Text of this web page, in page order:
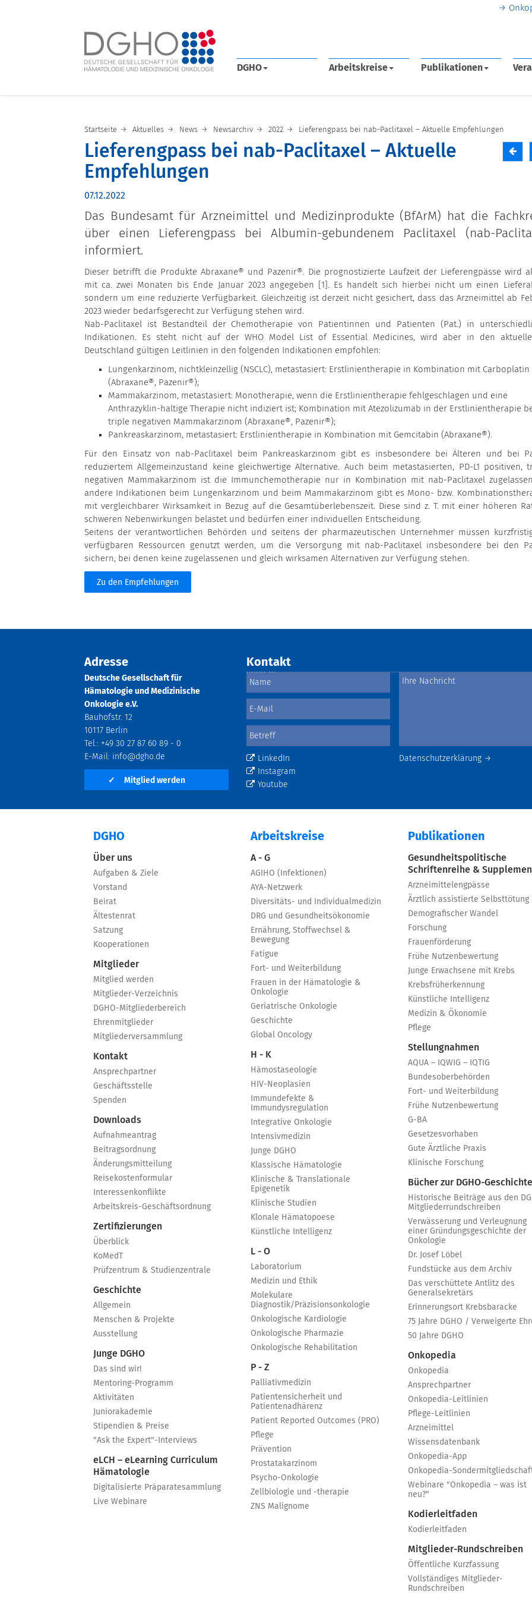
DGHO Arbeitskreise Publikationen
Startseite Aktuelles News Newsarchiv 2022 Lieferengpass bei nab-Paclitaxel – Aktuelle Empfehlungen
Lieferengpass bei nab-Paclitaxel – Aktuelle
Empfehlungen
07.12.2022
Das Bundesamt für Arzneimittel und Medizinprodukte (BfArM) hat die
über einen Lieferengpass bei Albumin-gebundenem Paclitaxel (nab-
informiert.
Dieser betrifft die Produkte Abraxane® und Pazenir®. Die prognostizierte Laufzeit der Lieferengpässe wird
mit ca. zwei Monaten bis Ende Januar 2023 angegeben [1]. Es handelt sich hierbei nicht um einen
sondern um eine reduzierte Verfügbarkeit. Gleichzeitig ist derzeit nicht gesichert, dass das Arzneimittel ab
2023 wieder bedarfsgerecht zur Verfügung stehen wird.
Nab-Paclitaxel ist Bestandteil der Chemotherapie von Patientinnen und Patienten (Pat.) in
Indikationen. Es steht nicht auf der WHO Model List of Essential Medicines, wird aber in den
Deutschland gültigen Leitlinien in den folgenden Indikationen empfohlen:
Lungenkarzinom, nichtkleinzellig (NSCLC), metastasiert: Erstlinientherapie in Kombination mit Carboplatin
(Abraxane®, Pazenir®);
Mammakarzinom, metastasiert: Monotherapie, wenn die Erstlinientherapie fehlgeschlagen und eine
Anthrazyklin-haltige Therapie nicht indiziert ist; Kombination mit Atezolizumab in der Erstlinientherapie
triple negativen Mammakarzinom (Abraxane®, Pazenir®);
Pankreaskarzinom, metastasiert: Erstlinientherapie in Kombination mit Gemcitabin (Abraxane®).
Für den Einsatz von nab-Paclitaxel beim Pankreaskarzinom gibt es insbesondere bei Älteren und bei
reduziertem Allgemeinzustand keine gleichwertige Alternative. Auch beim metastasierten, PD-L1 positiven,
negativen Mammakarzinom ist die Immunchemotherapie nur in Kombination mit nab-Paclitaxel
andere Indikationen beim Lungenkarzinom und beim Mammakarzinom gibt es Mono- bzw.
mit vergleichbarer Wirksamkeit in Bezug auf die Gesamtüberlebenszeit. Diese sind z. T. mit einer höheren
schweren Nebenwirkungen belastet und bedürfen einer individuellen Entscheidung.
Seitens der verantwortlichen Behörden und seitens der pharmazeutischen Unternehmer müssen
verfügbaren Ressourcen genutzt werden, um die Versorgung mit nab-Paclitaxel insbesondere bei den
sichern, bei denen keine zugelassenen und gleich wirksamen Alternativen zur Verfügung stehen.
Zu den Empfehlungen
Adresse
Deutsche Gesellschaft für
Hämatologie und Medizinische
Onkologie e.V.
Bauhofstr. 12
10117 Berlin
Tel.: +49 30 27 87 60 89 - 0
E-Mail: info@dgho.de
✓ Mitglied werden
Kontakt
Datenschutzerklärung →
LinkedIn
Instagram
Youtube
DGHO
Über uns
Aufgaben & Ziele
Vorstand
Beirat
Ältestenrat
Satzung
Kooperationen
Mitglieder
Mitglied werden
Mitglieder-Verzeichnis
DGHO-Mitgliederbereich
Ehrenmitglieder
Mitgliederversammlung
Kontakt
Ansprechpartner
Geschäftsstelle
Spenden
Downloads
Aufnahmeantrag
Beitragsordnung
Änderungsmitteilung
Reisekostenformular
Interessenkonflikte
Arbeitskreis-Geschäftsordnung
Zertifizierungen
Überblick
KoMedT
Prüfzentrum & Studienzentrale
Geschichte
Allgemein
Menschen & Projekte
Ausstellung
Junge DGHO
Das sind wir!
Mentoring-Programm
Aktivitäten
Juniorakademie
Stipendien & Preise
"Ask the Expert"-Interviews
eLCH – eLearning Curriculum
Hämatologie
Digitalisierte Präparatesammlung
Live Webinare
Arbeitskreise
A - G
AGIHO (Infektionen)
AYA-Netzwerk
Diversitäts- und Individualmedizin
DRG und Gesundheitsökonomie
Ernährung, Stoffwechsel &
Bewegung
Fatigue
Fort- und Weiterbildung
Frauen in der Hämatologie &
Onkologie
Geriatrische Onkologie
Geschichte
Global Oncology
H - K
Hämostaseologie
HIV-Neoplasien
Immundefekte &
Immundysregulation
Integrative Onkologie
Intensivmedizin
Junge DGHO
Klassische Hämatologie
Klinische & Translationale
Epigenetik
Klinische Studien
Klonale Hämatopoese
Künstliche Intelligenz
L - O
Laboratorium
Medizin und Ethik
Molekulare
Diagnostik/Präzisionsonkologie
Onkologische Kardiologie
Onkologische Pharmazie
Onkologische Rehabilitation
P - Z
Palliativmedizin
Patientensicherheit und
Patientenadhärenz
Patient Reported Outcomes (PRO)
Pflege
Prävention
Prostatakarzinom
Psycho-Onkologie
Zellbiologie und -therapie
ZNS Malignome
Publikationen
Gesundheitspolitische
Schriftenreihe &
Arzneimittelengpässe
Ärztlich assistierte Selbsttötung
Demografischer Wandel
Forschung
Frauenförderung
Frühe Nutzenbewertung
Junge Erwachsene mit Krebs
Krebsfrüherkennung
Künstliche Intelligenz
Medizin & Ökonomie
Pflege
Stellungnahmen
AQUA – IQWIG – IQTIG
Bundesoberbehörden
Fort- und Weiterbildung
Frühe Nutzenbewertung
G-BA
Gesetzesvorhaben
Gute Ärztliche Praxis
Klinische Forschung
Bücher zur DGHO-Geschichte
Historische Beiträge aus den
Mitgliederrundschreiben
Verwässerung und Verleugnung
einer Gründungsgeschichte der
Onkologie
Dr. Josef Löbel
Fundstücke aus dem Archiv
Das verschüttete Antlitz des
Generalsekretärs
Erinnerungsort Krebsbaracke
75 Jahre DGHO / Verweigerte
50 Jahre DGHO
Onkopedia
Onkopedia
Ansprechpartner
Onkopedia-Leitlinien
Pflege-Leitlinien
Arzneimittel
Wissensdatenbank
Onkopedia-App
Onkopedia-
Webinare "Onkopedia – was ist
neu?"
Kodierleitfaden
Kodierleitfaden
Mitglieder-Rundschreiben
Öffentliche Kurzfassung
Vollständiges Mitglieder-
Rundschreiben